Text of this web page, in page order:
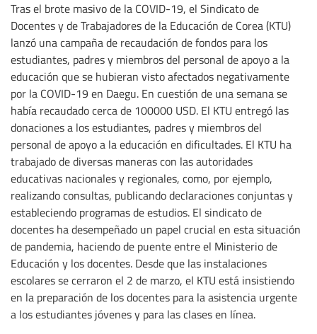
Tras el brote masivo de la COVID-19, el Sindicato de
Docentes y de Trabajadores de la Educación de Corea (KTU)
lanzó una campaña de recaudación de fondos para los
estudiantes, padres y miembros del personal de apoyo a la
educación que se hubieran visto afectados negativamente
por la COVID-19 en Daegu. En cuestión de una semana se
había recaudado cerca de 100000 USD. El KTU entregó las
donaciones a los estudiantes, padres y miembros del
personal de apoyo a la educación en dificultades. El KTU ha
trabajado de diversas maneras con las autoridades
educativas nacionales y regionales, como, por ejemplo,
realizando consultas, publicando declaraciones conjuntas y
estableciendo programas de estudios. El sindicato de
docentes ha desempeñado un papel crucial en esta situación
de pandemia, haciendo de puente entre el Ministerio de
Educación y los docentes. Desde que las instalaciones
escolares se cerraron el 2 de marzo, el KTU está insistiendo
en la preparación de los docentes para la asistencia urgente
a los estudiantes jóvenes y para las clases en línea.